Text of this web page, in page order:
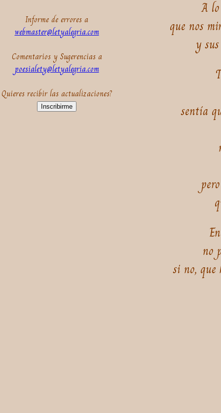
Informe de errores a
webmaster@letyalegria.com
Comentarios y Sugerencias a
poesialety@letyalegria.com
Quieres recibir las actualizaciones?
Inscribirme
A
que nos
y
sentía
no
si no, que